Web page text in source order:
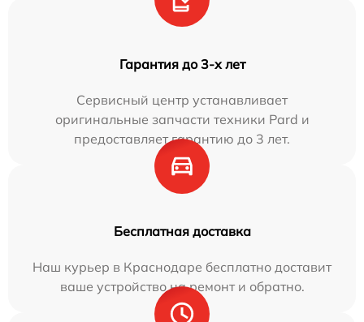
Гарантия до 3-х лет
Сервисный центр устанавливает
оригинальные запчасти техники Pard и
предоставляет гарантию до 3 лет.
Бесплатная доставка
Наш курьер в Краснодаре бесплатно доставит
ваше устройство на ремонт и обратно.